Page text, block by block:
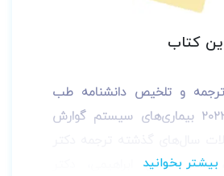
کتاب
و تلخیص دانشنامه طب
دکتر مهدی ابراهیمی، دکتر